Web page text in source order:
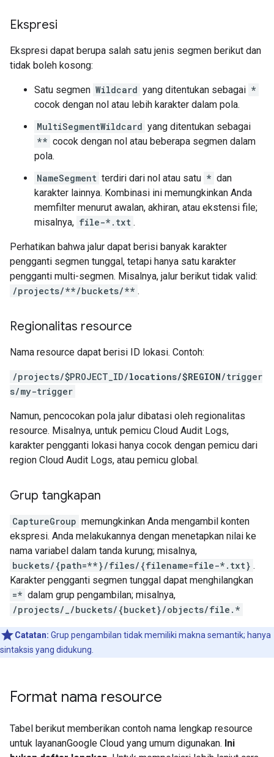
Ekspresi
Ekspresi dapat berupa salah satu jenis segmen berikut dan
tidak boleh kosong:
Satu segmen Wildcard yang ditentukan sebagai *
cocok dengan nol atau lebih karakter dalam pola.
MultiSegmentWildcard yang ditentukan sebagai
** cocok dengan nol atau beberapa segmen dalam
pola.
NameSegment terdiri dari nol atau satu * dan
karakter lainnya. Kombinasi ini memungkinkan Anda
memfilter menurut awalan, akhiran, atau ekstensi file;
misalnya, file-*.txt .
Perhatikan bahwa jalur dapat berisi banyak karakter
pengganti segmen tunggal, tetapi hanya satu karakter
pengganti multi-segmen. Misalnya, jalur berikut tidak valid:
/projects/**/buckets/** .
Regionalitas resource
Nama resource dapat berisi ID lokasi. Contoh:
/projects/$PROJECT_ID/locations/$REGION/trigger
s/my-trigger
Namun, pencocokan pola jalur dibatasi oleh regionalitas
resource. Misalnya, untuk pemicu Cloud Audit Logs,
karakter pengganti lokasi hanya cocok dengan pemicu dari
region Cloud Audit Logs, atau pemicu global.
Grup tangkapan
CaptureGroup memungkinkan Anda mengambil konten
ekspresi. Anda melakukannya dengan menetapkan nilai ke
nama variabel dalam tanda kurung; misalnya,
buckets/{path=**}/files/{filename=file-*.txt} .
Karakter pengganti segmen tunggal dapat menghilangkan
=* dalam grup pengambilan; misalnya,
/projects/_/buckets/{bucket}/objects/file.*
Catatan: Grup pengambilan tidak memiliki makna semantik; hanya
sintaksis yang didukung.
Format nama resource
Tabel berikut memberikan contoh nama lengkap resource
untuk layananGoogle Cloud yang umum digunakan. Ini